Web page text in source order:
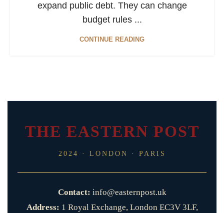
expand public debt. They can change
budget rules ...
CONTINUE READING
THE EASTERN POST
2024 · LONDON · PARIS
Contact: info@easternpost.uk
Address: 1 Royal Exchange, London EC3V 3LF,